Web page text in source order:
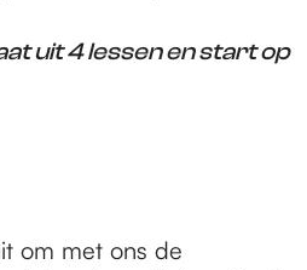
uit 4 lessen en start op
om met ons de